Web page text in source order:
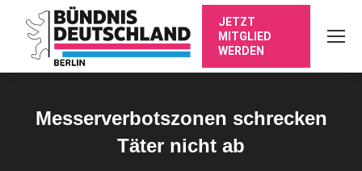
JETZT
MITGLIED
WERDEN
Messerverbotszonen schrecken
Täter nicht ab